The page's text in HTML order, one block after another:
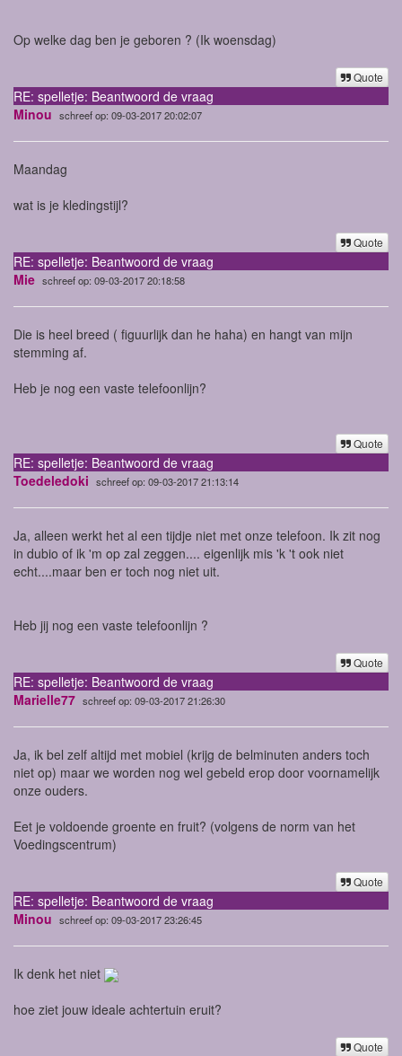
Op welke dag ben je geboren ? (Ik woensdag)
Quote
RE: spelletje: Beantwoord de vraag
Minou schreef op: 09-03-2017 20:02:07
Maandag
wat is je kledingstijl?
Quote
RE: spelletje: Beantwoord de vraag
Mie schreef op: 09-03-2017 20:18:58
Die is heel breed ( figuurlijk dan he haha) en hangt van mijn
stemming af.
Heb je nog een vaste telefoonlijn?
Quote
RE: spelletje: Beantwoord de vraag
Toedeledoki schreef op: 09-03-2017 21:13:14
Ja, alleen werkt het al een tijdje niet met onze telefoon. Ik zit nog
in dubio of ik 'm op zal zeggen.... eigenlijk mis 'k 't ook niet
echt....maar ben er toch nog niet uit.
Heb jij nog een vaste telefoonlijn ?
Quote
RE: spelletje: Beantwoord de vraag
Marielle77 schreef op: 09-03-2017 21:26:30
Ja, ik bel zelf altijd met mobiel (krijg de belminuten anders toch
niet op) maar we worden nog wel gebeld erop door voornamelijk
onze ouders.
Eet je voldoende groente en fruit? (volgens de norm van het
Voedingscentrum)
Quote
RE: spelletje: Beantwoord de vraag
Minou schreef op: 09-03-2017 23:26:45
Ik denk het niet
hoe ziet jouw ideale achtertuin eruit?
Quote